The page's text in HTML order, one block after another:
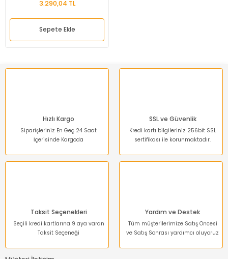
3.290,04 TL
Sepete Ekle
Hızlı Kargo
Siparişleriniz En Geç 24 Saat
İçerisinde Kargoda
SSL ve Güvenlik
Kredi kartı bilgileriniz 256bit SSL
sertifikası ile korunmaktadır.
Taksit Seçenekleri
Seçili kredi kartlarına 9 aya varan
Taksit Seçeneği
Yardım ve Destek
Tüm müşterilerimize Satış Öncesi
ve Satış Sonrası yardımcı oluyoruz